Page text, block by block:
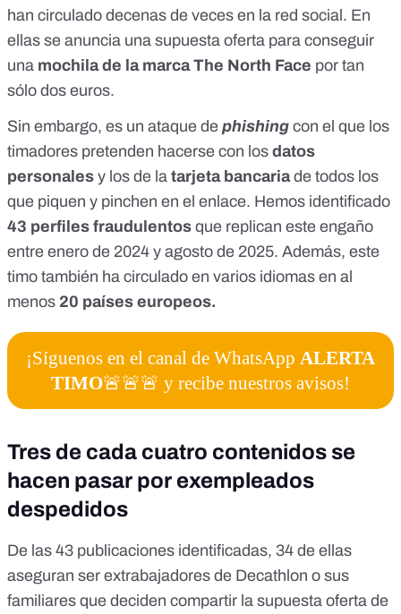
han circulado decenas de veces en la red social. En
ellas se anuncia una supuesta oferta para conseguir
una mochila de la marca The North Face por tan
sólo dos euros.
Sin embargo, es un ataque de phishing con el que los
timadores pretenden hacerse con los datos
personales y los de la tarjeta bancariade todos los
que piquen y pinchen en el enlace. Hemos identificado
43 perfiles fraudulentos que replican este engaño
entre enero de 2024 y agosto de 2025. Además, este
timo también ha circulado en varios idiomas en al
menos 20 países europeos.
¡Síguenos en el canal de WhatsApp ALERTA
TIMO🚨🚨🚨 y recibe nuestros avisos!
Tres de cada cuatro contenidos se
hacen pasar por exempleados
despedidos
De las 43 publicaciones identificadas, 34 de ellas
aseguran ser extrabajadores de Decathlon o sus
familiares que deciden compartir la supuesta oferta de